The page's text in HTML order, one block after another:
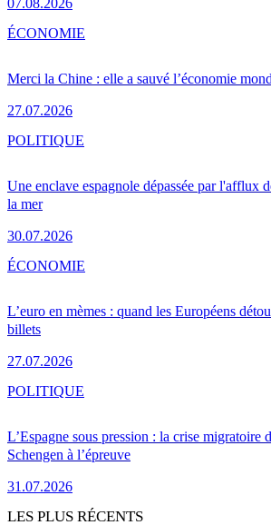
Merci la Chine : elle a sauvé l’économie
27.07.2026
ÉCONOMIE
Une enclave espagnole dépassée par l'afflux
la mer
30.07.2026
POLITIQUE
L’euro en mèmes : quand les Européens
billets
27.07.2026
ÉCONOMIE
L’Espagne sous pression : la crise migratoire
Schengen à l’épreuve
31.07.2026
POLITIQUE
LES PLUS RÉCENTS